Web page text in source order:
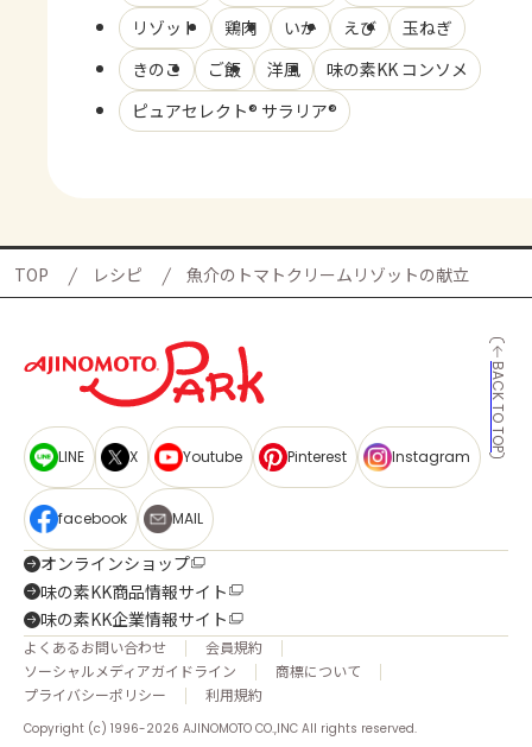
リゾット
鶏肉 いか えび
玉ねぎ
きのこ
ご飯 洋風
味の素KK コンソメ
ピュアセレクト® サラリア®
TOP レシピ 魚介のトマトクリームリゾットの献立
BACK TO TOP
LINE X Youtube Pinterest Instagram
facebook MAIL
オンラインショップ
味の素KK商品情報サイト
味の素KK企業情報サイト
よくあるお問い合わせ
会員規約
ソーシャルメディアガイドライン
商標について
プライバシーポリシー
利用規約
Copyright (c) 1996-2026 AJINOMOTO CO.,INC All rights reserved.